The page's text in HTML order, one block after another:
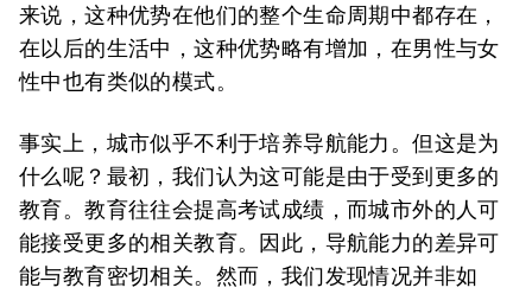
来说，这种优势在他们的整个生命周期中都存在，
在以后的生活中，这种优势略有增加，在男性与女
性中也有类似的模式。
事实上，城市似乎不利于培养导航能力。但这是为
什么呢？最初，我们认为这可能是由于受到更多的
教育。教育往往会提高考试成绩，而城市外的人可
能接受更多的相关教育。因此，导航能力的差异可
能与教育密切相关。然而，我们发现情况并非如